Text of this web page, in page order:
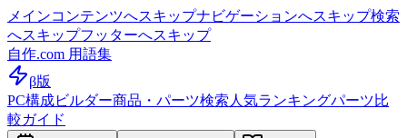
メインコンテンツへスキップナビゲーションへスキップ検索
へスキップフッターへスキップ
自作.com 用語集
β版
PC構成ビルダー商品・パーツ検索 人気ランキングパーツ比
較ガイド